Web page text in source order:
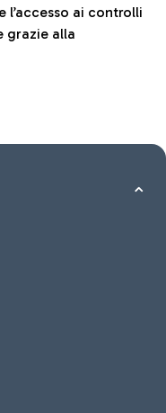
l’accesso ai controlli
grazie alla